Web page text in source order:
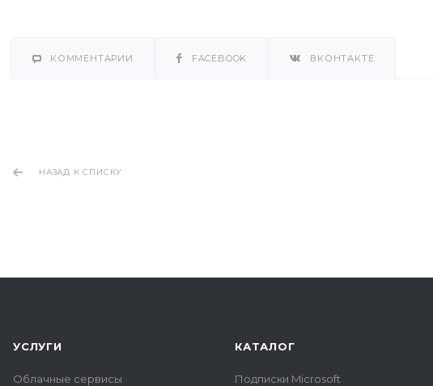
КОММЕНТАРИИ FACEBOOK ВКОНТАКТЕ
НАЗАД К СПИСКУ
УСЛУГИ
Облачные сервисы
КАТАЛОГ
Подписки Microsoft